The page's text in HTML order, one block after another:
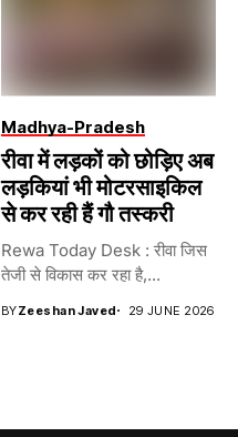
Madhya-Pradesh
रीवा में लड़कों को छोड़िए अब
लड़कियां भी मोटरसाइकिल
से कर रही हैं गौ तस्करी
Rewa Today Desk : रीवा जिस
तेजी से विकास कर रहा है,...
BYZeeshan Javed 29 JUNE 2026